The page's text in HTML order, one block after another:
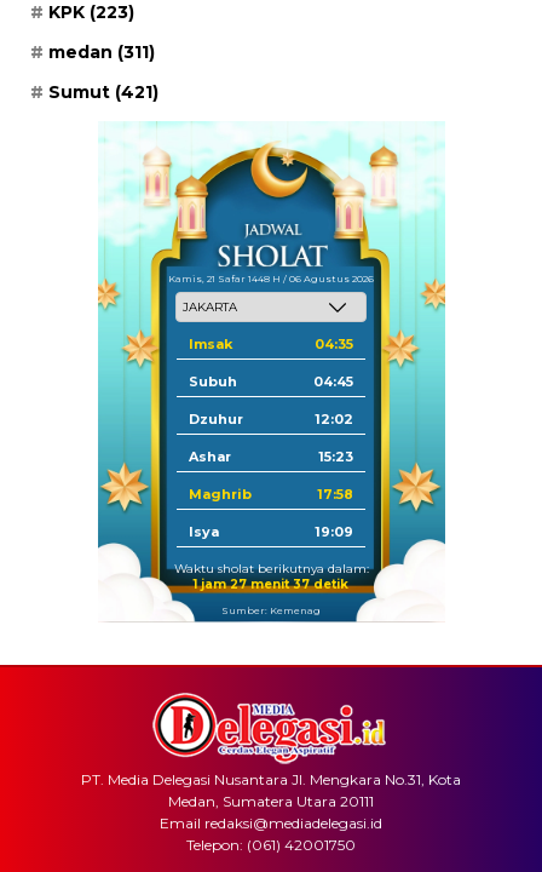
KPK (223)
medan (311)
Sumut (421)
Kamis, 21 Safar 1448 H / 06 Agustus 2026
Imsak 04:35
Subuh 04:45
Dzuhur 12:02
Ashar 15:23
Maghrib 17:58
Isya 19:09
Waktu sholat berikutnya dalam:
1 jam 27 menit 37 detik
Sumber: Kemenag
PT. Media Delegasi Nusantara Jl. Mengkara No.31, Kota
Medan, Sumatera Utara 20111
Email redaksi@mediadelegasi.id
Telepon: (061) 42001750